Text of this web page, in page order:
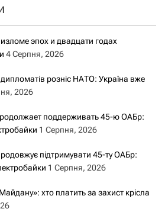
эпох и двадцати годах
4 Серпня, 2026
розніс НАТО: Україна вже
2026
поддерживать 45-ю ОАБр:
1 Серпня, 2026
підтримувати 45-ту ОАБр:
1 Серпня, 2026
хто платить за захист крісла